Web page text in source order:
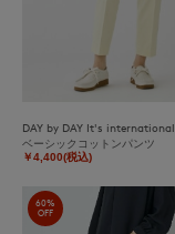
DAY by DAY It's international
ベーシックコットンパンツ
￥4,400(税込)
60%
OFF